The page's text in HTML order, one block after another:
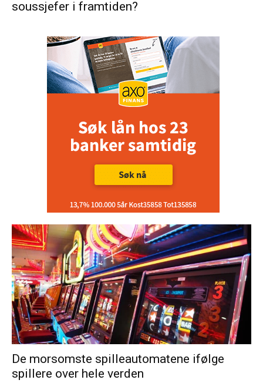
soussjefer i framtiden?
De morsomste spilleautomatene ifølge
spillere over hele verden